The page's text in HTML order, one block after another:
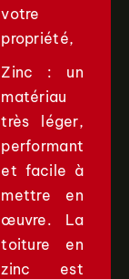
votre
propriété,
Zinc : un
matériau
très léger,
performant
et facile à
mettre en
œuvre. La
toiture en
zinc est